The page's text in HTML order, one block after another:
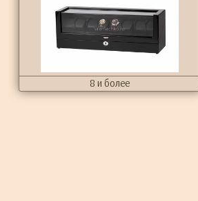
8 и более